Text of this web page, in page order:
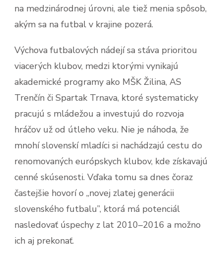
na medzinárodnej úrovni, ale tiež menia spôsob,
akým sa na futbal v krajine pozerá.
Výchova futbalových nádejí sa stáva prioritou
viacerých klubov, medzi ktorými vynikajú
akademické programy ako MŠK Žilina, AS
Trenčín či Spartak Trnava, ktoré systematicky
pracujú s mládežou a investujú do rozvoja
hráčov už od útleho veku. Nie je náhoda, že
mnohí slovenskí mladíci si nachádzajú cestu do
renomovaných európskych klubov, kde získavajú
cenné skúsenosti. Vďaka tomu sa dnes čoraz
častejšie hovorí o „novej zlatej generácii
slovenského futbalu”, ktorá má potenciál
nasledovať úspechy z lat 2010–2016 a možno
ich aj prekonať.